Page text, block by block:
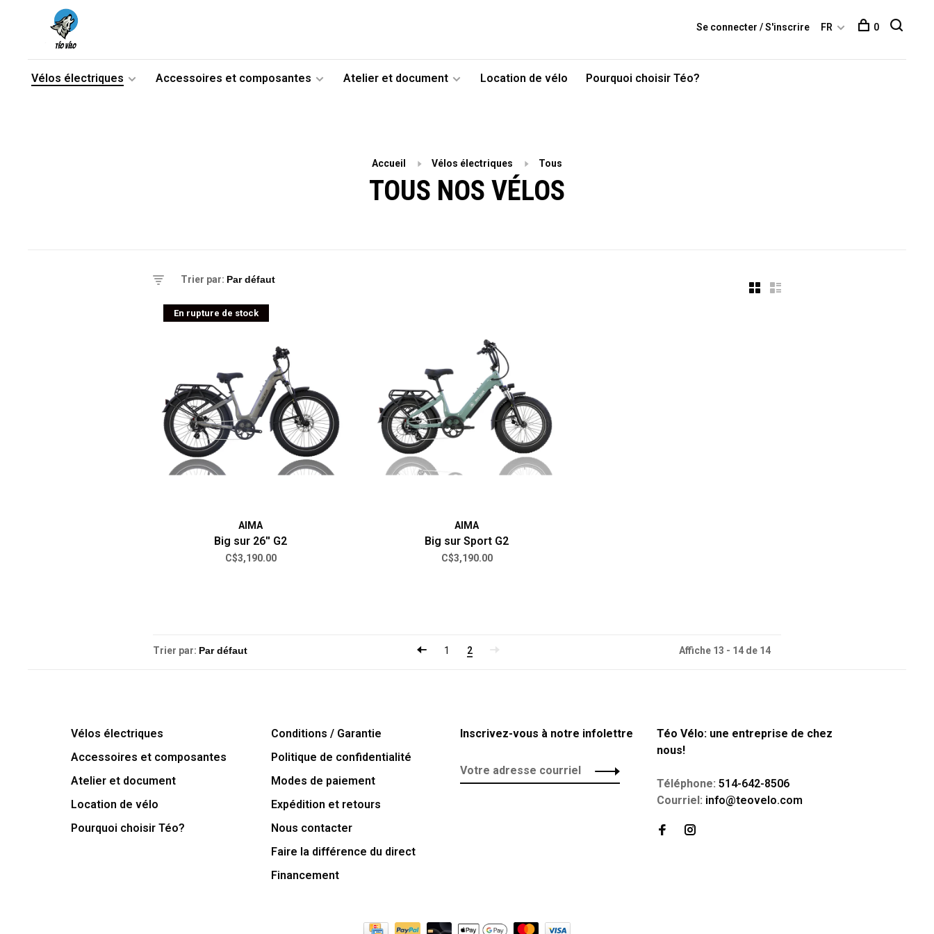
Vélos électriques Accessoires et composantes Atelier et document Location de vélo Pourquoi choisir Téo?
Se connecter / S'inscrire FR 0
Accueil Vélos électriques Tous
TOUS NOS VÉLOS
Trier par:
En rupture de stock
AIMA
Big sur 26'' G2
C$3,190.00
AIMA
Big sur Sport G2
C$3,190.00
Trier par: 1 2 Affiche 13 - 14 de 14
Vélos électriques
Accessoires et composantes
Atelier et document
Location de vélo
Pourquoi choisir Téo?
Conditions / Garantie
Politique de confidentialité
Modes de paiement
Expédition et retours
Nous contacter
Faire la différence du direct
Financement
Inscrivez-vous à notre infolettre
Téo Vélo: une entreprise de chez
nous!
Téléphone: 514-642-8506
Courriel: info@teovelo.com